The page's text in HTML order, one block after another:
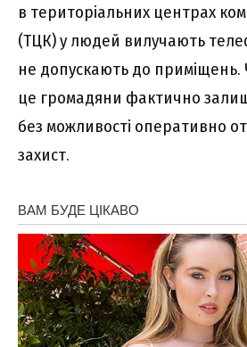
в територіальних центрах
(ТЦК) у людей вилучають
не допускають до приміщень.
це громадяни фактично
без можливості оперативно
захист.